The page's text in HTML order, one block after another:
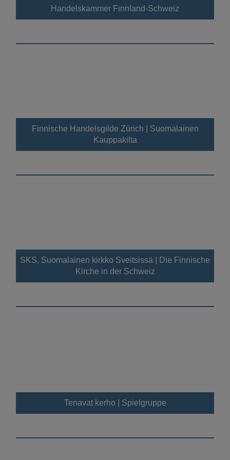
Handelskammer Finnland-Schweiz
Finnische Handelsgilde Zürich | Suomalainen
Kauppakilta
SKS, Suomalainen kirkko Sveitsissä | Die Finnische
Kirche in der Schweiz
Tenavat kerho | Spielgruppe